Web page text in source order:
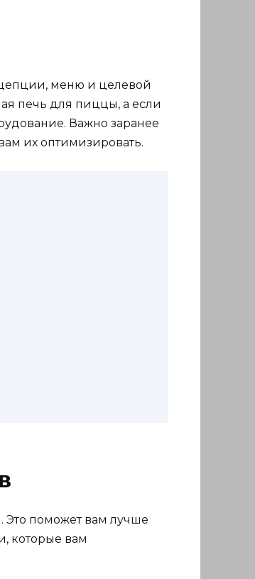
меню и целевой
печь для пиццы, а если
Важно заранее
их оптимизировать.
Это поможет вам лучше
которые вам